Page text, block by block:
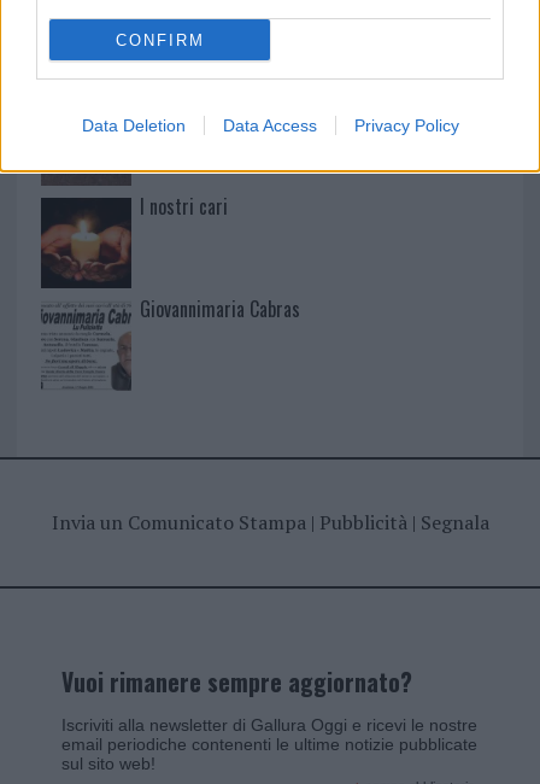
CONFIRM
Data Deletion Data Access Privacy Policy
I nostri cari
Giovannimaria Cabras
Invia un Comunicato Stampa| Pubblicità| Segnala
Vuoi rimanere sempre aggiornato?
Iscriviti alla newsletter di Gallura Oggi e ricevi le nostre
email periodiche contenenti le ultime notizie pubblicate
sul sito web!